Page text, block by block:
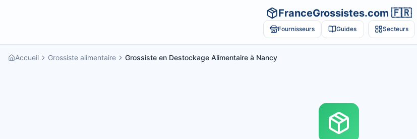
FranceGrossistes.com 🇫🇷
Fournisseurs Guides Secteurs
Accueil Grossiste alimentaire Grossiste en Destockage Alimentaire à Nancy